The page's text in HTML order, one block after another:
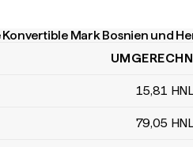
Mark Bosnien und
Mark Bosnien und
15,81
79,05